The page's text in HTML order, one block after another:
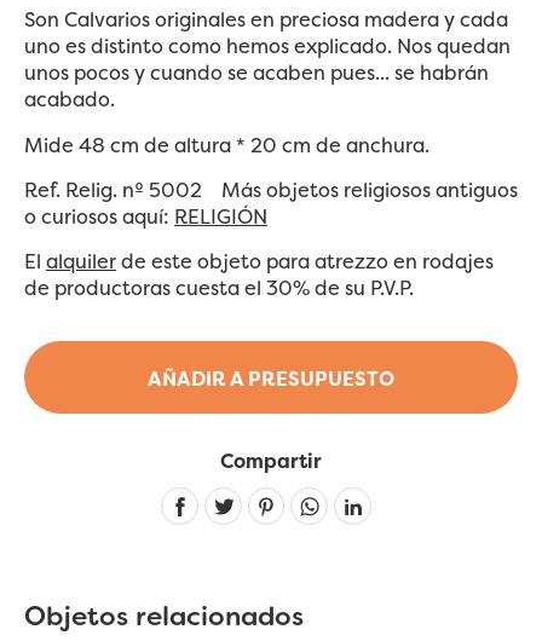
AÑADIR A PRESUPUESTO
Son Calvarios originales en preciosa madera y cada
uno es distinto como hemos explicado. Nos quedan
unos pocos y cuando se acaben pues... se habrán
acabado.
Mide 48 cm de altura * 20 cm de anchura.
Ref. Relig. nº 5002 Más objetos religiosos antiguos
o curiosos aquí: RELIGIÓN
El alquilerde este objeto para atrezzo en rodajes
de productoras cuesta el 30% de su P.V.P.
Compartir
Linkedin
Objetos relacionados